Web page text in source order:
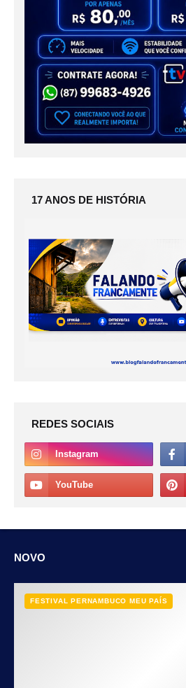
17 ANOS DE HISTÓRIA
REDES SOCIAIS
NOVO
FESTIVAL PERNAMBUCO MEU PAÍS